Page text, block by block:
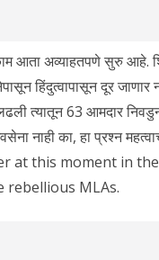
आता अव्याहतपणे सुरु आहे.
हिंदुत्वापासून दूर जाणार
त्यातून 63 आमदार
नाही का, हा प्रश्न
at this moment in
MLAs.